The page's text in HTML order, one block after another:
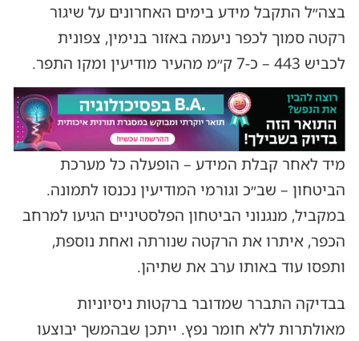
בצה״ל התקבל מידע בימים האחרונים על שיגור
רקטה סמוך לכפר ניעמה באזור בנימין, צפונית
לכביש 443 – כ-7 ק״מ מהעיר מודיעין ומקו התפר.
מיד לאחר קבלת המידע – הופעלה כל מערכת
הביטחון – שב״כ וגורמי המודיעין נכנסו לתמונה.
במקביל, מנגנוני הביטחון הפלסטיניים הגיעו למרחב
הכפר, איתרו את הרקטה שנורתה ואחת נוספת,
ותפסו עוד באותו ערב את שתיהן.
בבדיקה התברר שמדובר ברקטות ניסיוניות
מאולתרות ללא חומר נפץ. ייתכן שבהמשך יבוצעו